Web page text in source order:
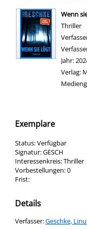
Wenn
Thriller
Jahr:
Verlag:
Exemplare
Status:Verfügbar
Signatur:GESCH
Interessenkreis:Thriller
Vorbestellungen:0
Frist:
Details
Verfasser:Suche nach
Geschke,